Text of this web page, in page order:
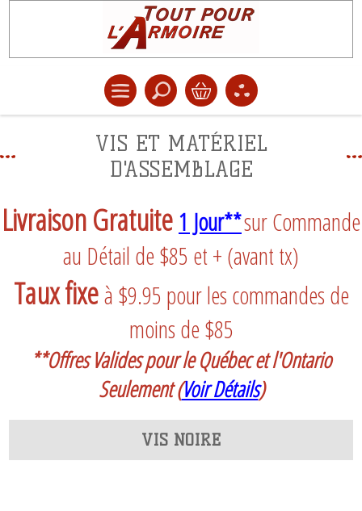
VIS ET MATÉRIEL
D'ASSEMBLAGE
Livraison Gratuite 1 Jour**sur Commande
au Détail de $85 et + (avant tx)
Taux fixeà $9.95 pour les commandes de
moins de $85
**Offres Valides pour le Québec et l'Ontario
Seulement (Voir Détails)
VIS NOIRE